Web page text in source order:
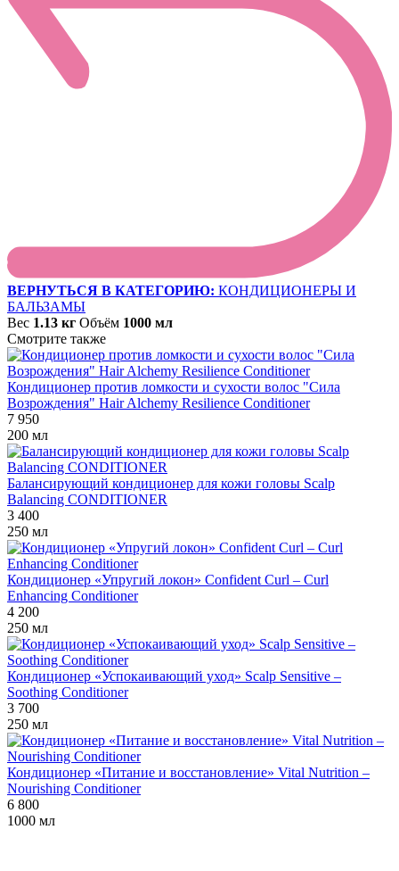
ВЕРНУТЬСЯ В КАТЕГОРИЮ: КОНДИЦИОНЕРЫ И
БАЛЬЗАМЫ
Вес 1.13 кг Объём 1000 мл
Смотрите также
Кондиционер против ломкости и сухости волос "Сила
Возрождения" Hair Alchemy Resilience Conditioner
7 950
200 мл
Балансирующий кондиционер для кожи головы Scalp
Balancing CONDITIONER
3 400
250 мл
Кондиционер «Упругий локон» Confident Curl – Curl
Enhancing Conditioner
4 200
250 мл
Кондиционер «Успокаивающий уход» Scalp Sensitive –
Soothing Conditioner
3 700
250 мл
Кондиционер «Питание и восстановление» Vital Nutrition –
Nourishing Conditioner
6 800
1000 мл